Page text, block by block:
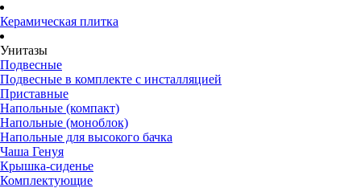
Керамическая плитка
Унитазы
Подвесные
Подвесные в комплекте с инсталляцией
Приставные
Напольные (компакт)
Напольные (моноблок)
Напольные для высокого бачка
Чаша Генуя
Крышка-сиденье
Комплектующие